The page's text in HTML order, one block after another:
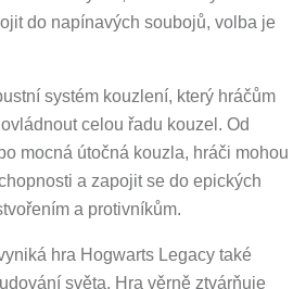
do napínavých soubojů, volba je
systém kouzlení, který hráčům
celou řadu kouzel. Od
mocná útočná kouzla, hráči mohou
a zapojit se do epických
a protivníkům.
hra Hogwarts Legacy také
světa. Hra věrně ztvárňuje